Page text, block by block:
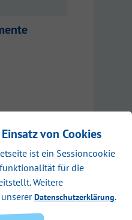
von Cookies
ist ein Sessioncookie
für die
Weitere
Datenschutzerklärung.